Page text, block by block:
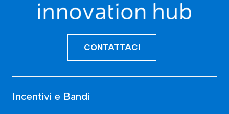
CONTATTACI
Incentivi e Bandi